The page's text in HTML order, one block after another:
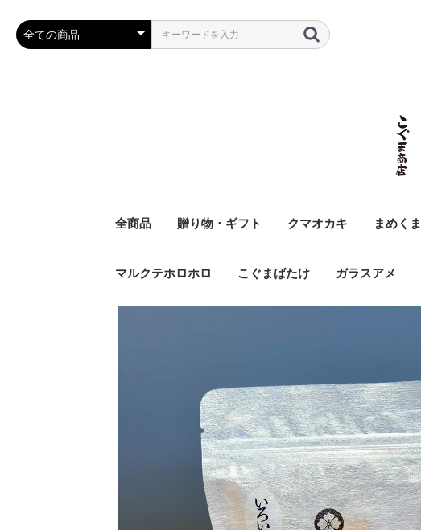
全商品 贈り物・ギフト クマオカキ まめくま
マルクテホロホロ こぐまばたけ ガラスアメ